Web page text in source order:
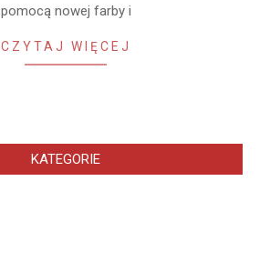
pomocą nowej farby i
CZYTAJ WIĘCEJ
KATEGORIE